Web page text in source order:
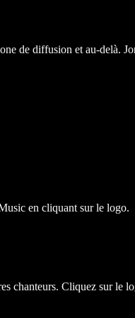
de diffusion et au-delà.
en cliquant sur le logo.
chanteurs. Cliquez sur le